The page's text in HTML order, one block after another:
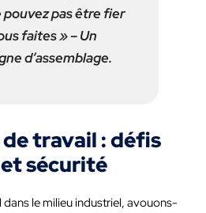
pouvez pas être fier
faites » – Un
d’assemblage.
travail : défis
sécurité
le milieu industriel, avouons-